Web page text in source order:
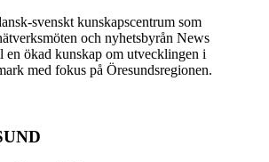
svenskt kunskapscentrum som
och nyhetsbyrån News
ökad kunskap om utvecklingen i
med fokus på Öresundsregionen.